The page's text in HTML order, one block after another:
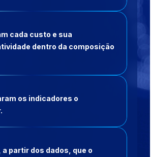
cada custo e sua
dentro da composição
os indicadores o
partir dos dados, que o